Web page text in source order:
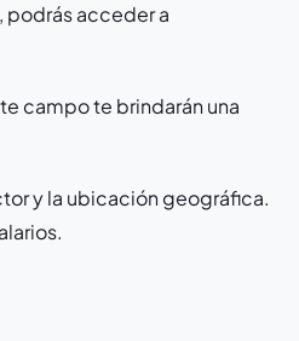
podrás acceder a
campo te brindarán una
y la ubicación geográfica.